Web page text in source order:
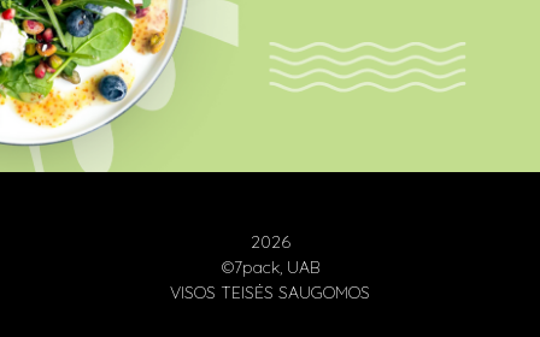
2026
©7pack, UAB
VISOS TEISĖS SAUGOMOS